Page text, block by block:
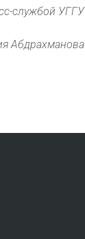
службой УГГУ
Абдрахманова